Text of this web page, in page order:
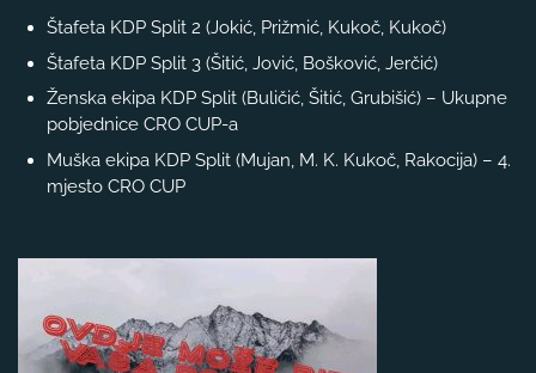
Štafeta KDP Split 2 (Jokić, Prižmić, Kukoč, Kukoč)
Štafeta KDP Split 3 (Šitić, Jović, Bošković, Jerčić)
Ženska ekipa KDP Split (Buličić, Šitić, Grubišić) – Ukupne
pobjednice CRO CUP-a
Muška ekipa KDP Split (Mujan, M. K. Kukoč, Rakocija) – 4.
mjesto CRO CUP